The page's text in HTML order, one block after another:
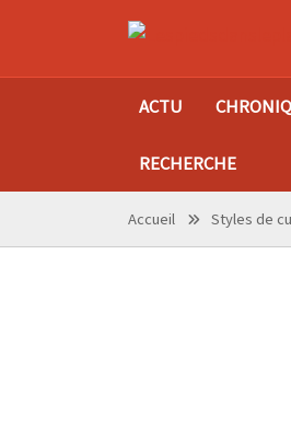
ACTU
RECHERCHE
Accueil Styles de